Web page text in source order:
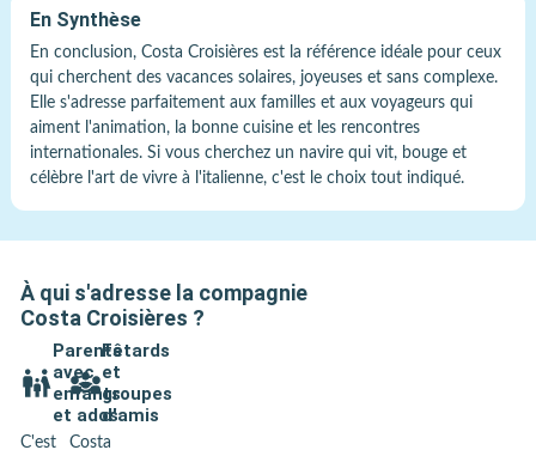
En Synthèse
En conclusion, Costa Croisières est la référence idéale pour ceux
qui cherchent des vacances solaires, joyeuses et sans complexe.
Elle s'adresse parfaitement aux familles et aux voyageurs qui
aiment l'animation, la bonne cuisine et les rencontres
internationales. Si vous cherchez un navire qui vit, bouge et
célèbre l'art de vivre à l'italienne, c'est le choix tout indiqué.
À qui s'adresse la compagnie
Costa Croisières ?
Parents
avec
enfants
et ados
C'est
Fêtards
et
groupes
d'amis
Costa